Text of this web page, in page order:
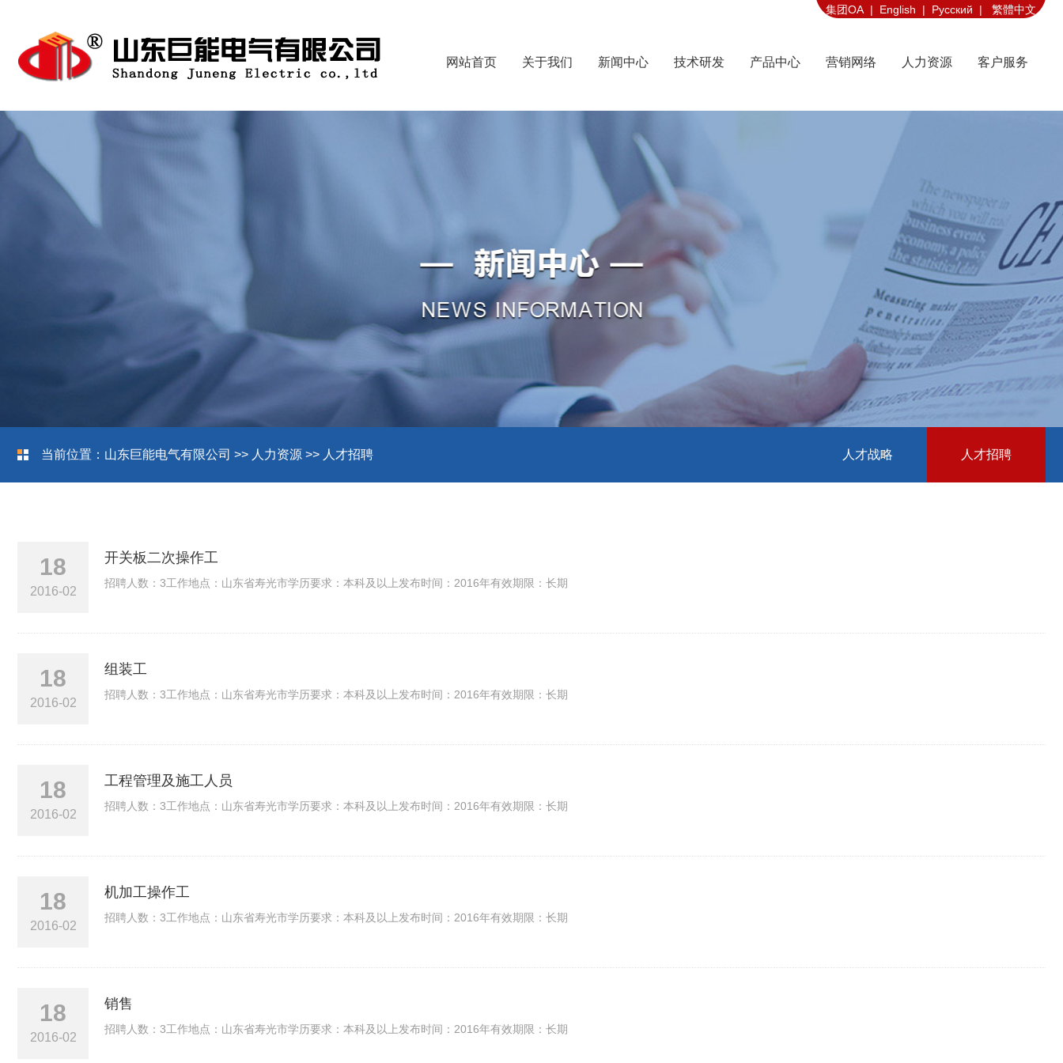
网站首页 关于我们 新闻中心 技术研发 产品中心 营销网络 人力资源 客户服务
集团OA | English | Русский | 繁體中文
当前位置： 山东巨能电气有限公司 >> 人力资源 >> 人才招聘 人才战略 人才招聘
18
2016-02
开关板二次操作工
招聘人数：3工作地点：山东省寿光市学历要求：本科及以上发布时间：2016年有效期限：长期
18
2016-02
组装工
招聘人数：3工作地点：山东省寿光市学历要求：本科及以上发布时间：2016年有效期限：长期
18
2016-02
工程管理及施工人员
招聘人数：3工作地点：山东省寿光市学历要求：本科及以上发布时间：2016年有效期限：长期
18
2016-02
机加工操作工
招聘人数：3工作地点：山东省寿光市学历要求：本科及以上发布时间：2016年有效期限：长期
18
2016-02
销售
招聘人数：3工作地点：山东省寿光市学历要求：本科及以上发布时间：2016年有效期限：长期